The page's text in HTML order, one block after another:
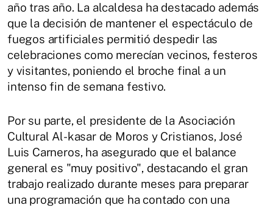
año tras año. La alcaldesa ha destacado además
que la decisión de mantener el espectáculo de
fuegos artificiales permitió despedir las
celebraciones como merecían vecinos, festeros
y visitantes, poniendo el broche final a un
intenso fin de semana festivo.
Por su parte, el presidente de la Asociación
Cultural Al-kasar de Moros y Cristianos, José
Luis Carneros, ha asegurado que el balance
general es "muy positivo", destacando el gran
trabajo realizado durante meses para preparar
una programación que ha contado con una